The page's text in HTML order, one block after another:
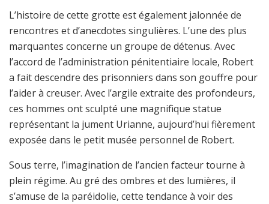
L’histoire de cette grotte est également jalonnée de
rencontres et d’anecdotes singulières. L’une des plus
marquantes concerne un groupe de détenus. Avec
l’accord de l’administration pénitentiaire locale, Robert
a fait descendre des prisonniers dans son gouffre pour
l’aider à creuser. Avec l’argile extraite des profondeurs,
ces hommes ont sculpté une magnifique statue
représentant la jument Urianne, aujourd’hui fièrement
exposée dans le petit musée personnel de Robert.
Sous terre, l’imagination de l’ancien facteur tourne à
plein régime. Au gré des ombres et des lumières, il
s’amuse de la paréidolie, cette tendance à voir des